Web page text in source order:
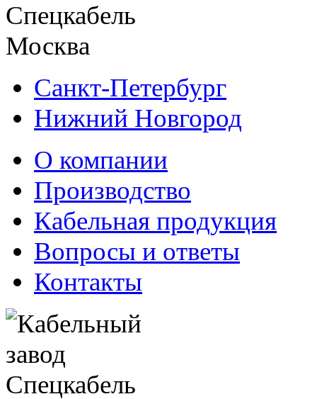
Спецкабель
Москва
Санкт-Петербург
Нижний Новгород
О компании
Производство
Кабельная продукция
Вопросы и ответы
Контакты